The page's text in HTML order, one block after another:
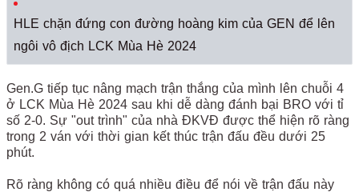
HLE chặn đứng con đường hoàng kim của GEN để lên
ngôi vô địch LCK Mùa Hè 2024
Gen.G tiếp tục nâng mạch trận thắng của mình lên chuỗi 4
ở LCK Mùa Hè 2024 sau khi dễ dàng đánh bại BRO với tỉ
số 2-0. Sự "out trình" của nhà ĐKVĐ được thể hiện rõ ràng
trong 2 ván với thời gian kết thúc trận đấu đều dưới 25
phút.
Rõ ràng không có quá nhiều điều để nói về trận đấu này